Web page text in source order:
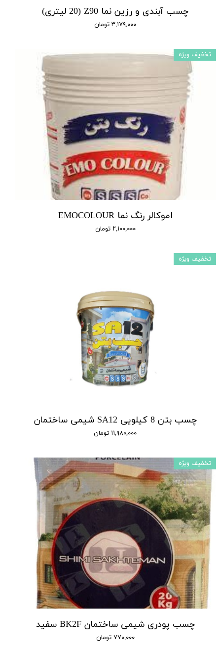
چسب آبندی و رزین نما Z90 (20 لیتری)
۳,۱۷۹,۰۰۰ تومان
اموکالر رنگ نما EMOCOLOUR
۲,۱۰۰,۰۰۰ تومان
تخفیف ویژه
چسب بتن 8 کیلویی SA12 شیمی ساختمان
۱۱,۹۸۰,۰۰۰ تومان
تخفیف ویژه
چسب پودری شیمی ساختمان BK2F سفید
۷۷۰,۰۰۰ تومان
تخفیف ویژه